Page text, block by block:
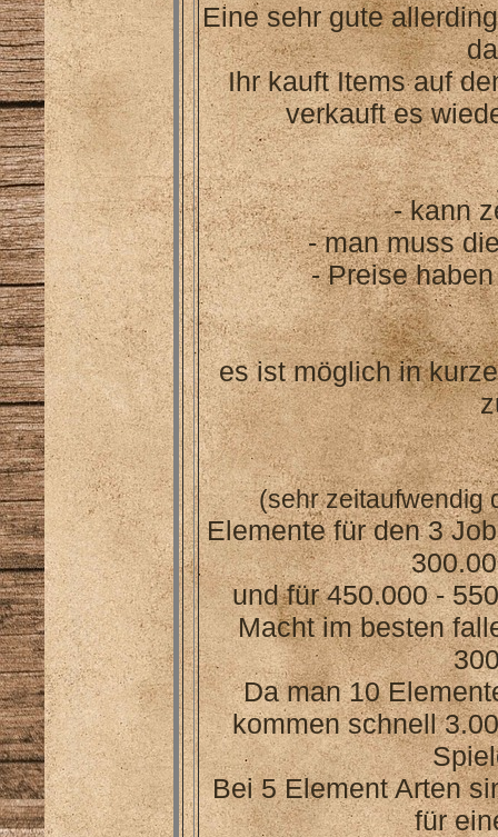
Eine sehr gute
Ihr kauft Items auf
verkauft es
- kann
- man muss
- Preise
es ist möglich in
(sehr zeitaufwendig
Elemente für den 3
und für 450.000 -
Macht im besten
Da man 10
kommen schnell
Bei 5 Element Arten
für